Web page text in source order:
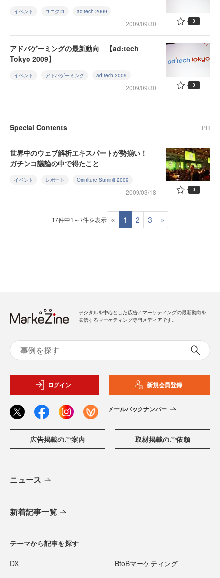
イベント ユニクロ ad:tech 2009
2009/09/30 0
アドバゲーミングの最新動向 【ad:tech
Tokyo 2009】
イベント アドバゲーミング ad:tech 2009
2009/09/30 0
Special Contents PR
世界中のウェブ解析エキスパートが勢揃い！
ガチンコ議論の中で得たこと
イベント レポート Omniture Summit 2009
2009/03/18 0
17件中1～7件を表示 « 1 2 3 »
デジタルを中心とした広告／マーケティングの最新動向を
発信するマーケティング専門メディアです。
ログイン 新規会員登録
メールバックナンバー
広告掲載のご案内 取材掲載のご依頼
ニュース
新着記事一覧
テーマから記事を探す
DX BtoBマーケティング